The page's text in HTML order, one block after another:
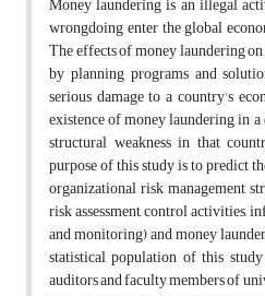
wrongdoing enter the global
The effects of money laundering
by planning programs and
serious damage to a country's
existence of money laundering in
structural weakness in that
purpose of this study is to predict
organizational risk management
risk assessment, control activities,
and monitoring) and money
statistical population of this
auditors and faculty members of